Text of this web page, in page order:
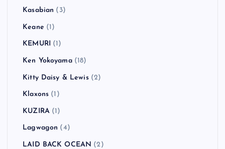
Kasabian (3)
Keane (1)
KEMURI (1)
Ken Yokoyama(18)
Kitty Daisy & Lewis(2)
Klaxons (1)
KUZIRA(1)
Lagwagon (4)
LAID BACK OCEAN (2)